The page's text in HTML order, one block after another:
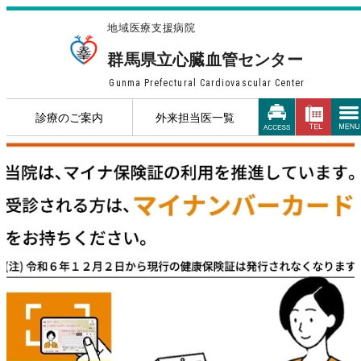
地域医療支援病院
群馬県立心臓血管センター
Gunma Prefectural Cardiovascular Center
診療のご案内 外来担当医一覧